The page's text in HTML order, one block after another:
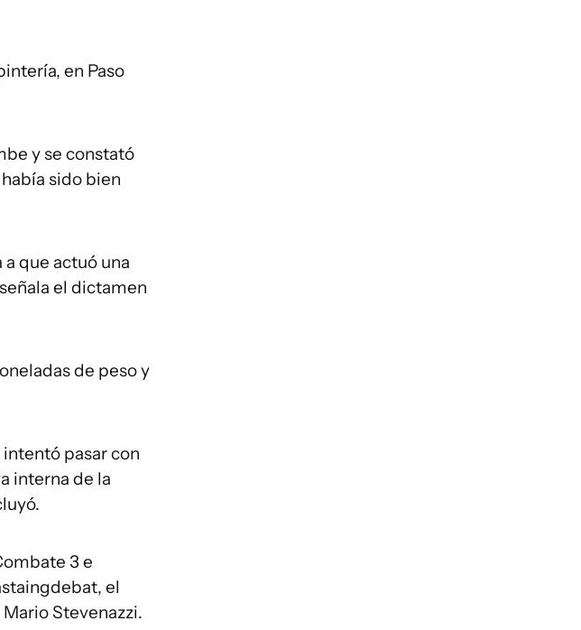
en Paso
y se constató
sido bien
que actuó una
el dictamen
de peso y
pasar con
interna de la
3 e
el
Stevenazzi.